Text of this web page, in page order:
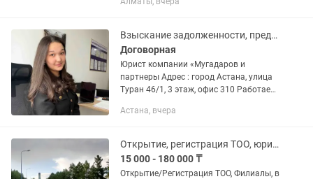
• Устройство прошло проверку
Взыскание задолженности, представительство в суде
Договорная
Юрист компании «Мугадаров и
партнеры Адрес : город Астана, улица
Туран 46/1, 3 этаж, офис 310 Работаем
договор об оказании юридической
Астана, вчера
Открытие, регистрация ТОО, юридический адрес для ТОО, МФЦА
15 000 - 180 000 ₸
Открытие/Регистрация ТОО, Филиалы, в